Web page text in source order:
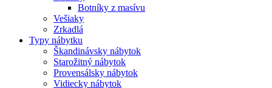
Botníky z masívu
Vešiaky
Zrkadlá
Typy nábytku
Škandinávsky nábytok
Starožitný nábytok
Provensálsky nábytok
Vidiecky nábytok